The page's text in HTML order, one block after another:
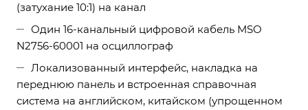
(затухание 10:1) на канал
Один 16-канальный цифровой кабель MSO
N2756-60001 на осциллограф
Локализованный интерфейс, накладка на
переднюю панель и встроенная справочная
система на английском, китайском (упрощенном